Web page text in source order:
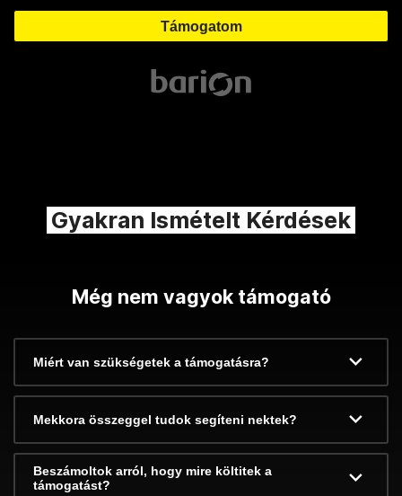
Gyakran Ismételt Kérdések
Még nem vagyok támogató
Miért van szükségetek a támogatásra?
Mekkora összeggel tudok segíteni nektek?
Beszámoltok arról, hogy mire költitek a
támogatást?